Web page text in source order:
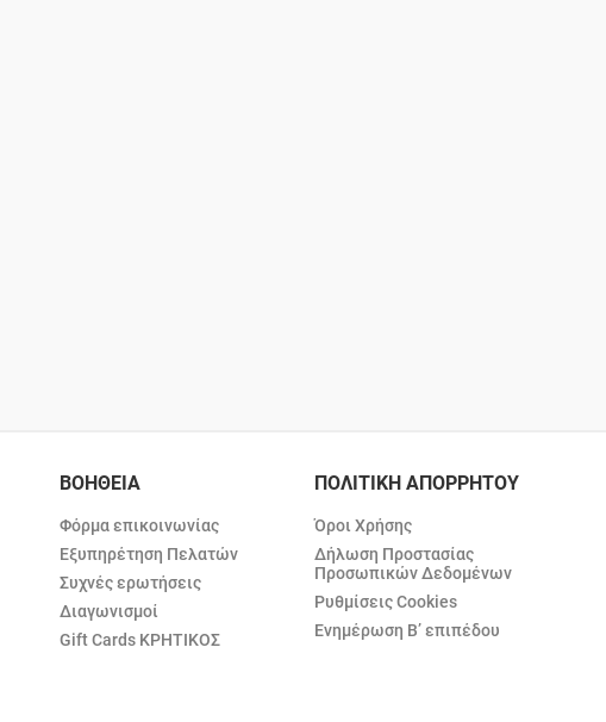
ΒΟΗΘΕΙΑ
Φόρμα επικοινωνίας
Εξυπηρέτηση Πελατών
Συχνές ερωτήσεις
Διαγωνισμοί
Gift Cards ΚΡΗΤΙΚΟΣ
ΠΟΛΙΤΙΚΗ ΑΠΟΡΡΗΤΟΥ
Όροι Χρήσης
Δήλωση Προστασίας
Προσωπικών Δεδομένων
Ρυθμίσεις Cookies
Ενημέρωση Β’ επιπέδου